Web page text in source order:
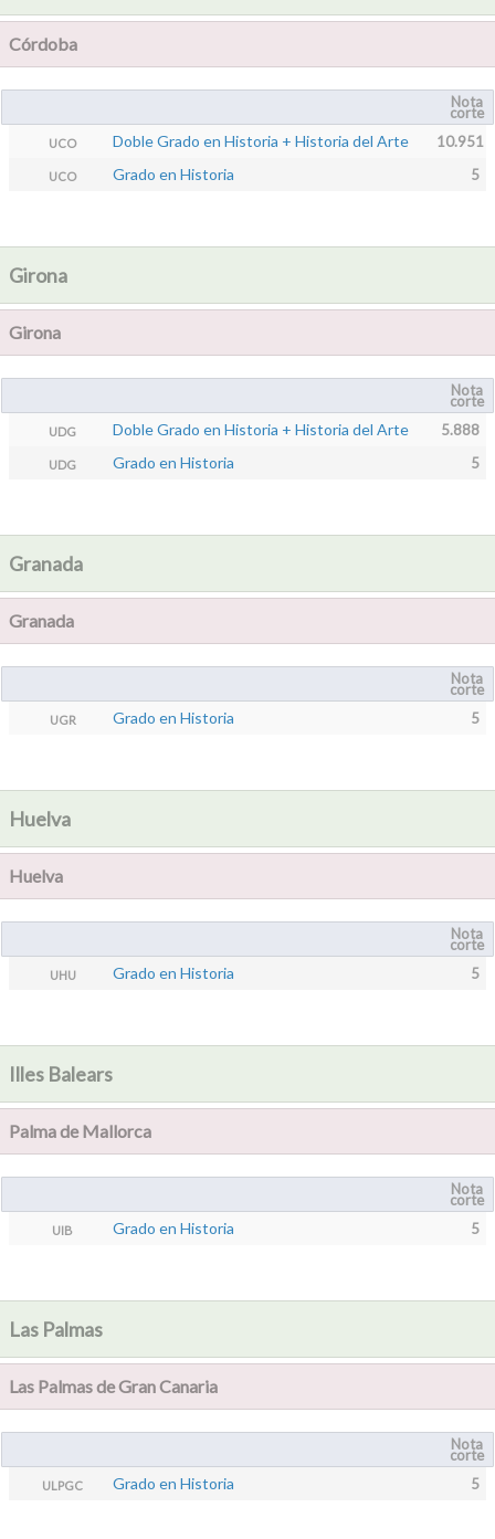
Córdoba
Nota
corte
UCO Doble Grado en Historia + Historia del Arte 10.951
UCO Grado en Historia 5
Girona
Girona
Nota
corte
UDG Doble Grado en Historia + Historia del Arte 5.888
UDG Grado en Historia 5
Granada
Granada
Nota
corte
UGR Grado en Historia 5
Huelva
Huelva
Nota
corte
UHU Grado en Historia 5
Illes Balears
Palma de Mallorca
Nota
corte
UIB Grado en Historia 5
Las Palmas
Las Palmas de Gran Canaria
Nota
corte
ULPGC Grado en Historia 5